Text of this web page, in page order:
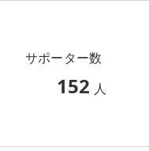
サポーター数
152 人